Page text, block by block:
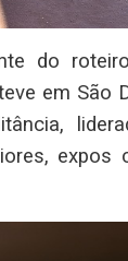
do
em São
expos